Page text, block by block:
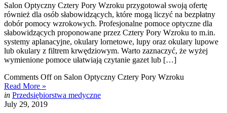
Salon Optyczny Cztery Pory Wzroku przygotował swoją ofertę
również dla osób słabowidzących, które mogą liczyć na bezpłatny
dobór pomocy wzrokowych. Profesjonalne pomoce optyczne dla
słabowidzących proponowane przez Cztery Pory Wzroku to m.in.
systemy aplanacyjne, okulary lornetowe, lupy oraz okulary lupowe
lub okulary z filtrem krwędziowym. Warto zaznaczyć, że wyżej
wymienione pomoce ułatwiają czytanie gazet lub […]
Comments Offon Salon Optyczny Cztery Pory Wzroku
Read More »
in Przedsiębiorstwa medyczne
July 29, 2019